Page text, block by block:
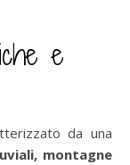
e
da una
montagne